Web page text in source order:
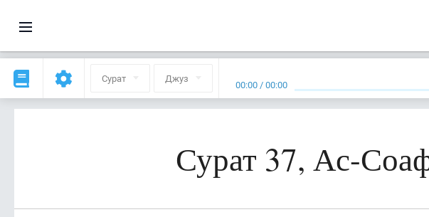
Сурат Джуз 00:00 /00:00
Сурат 37, Ас-